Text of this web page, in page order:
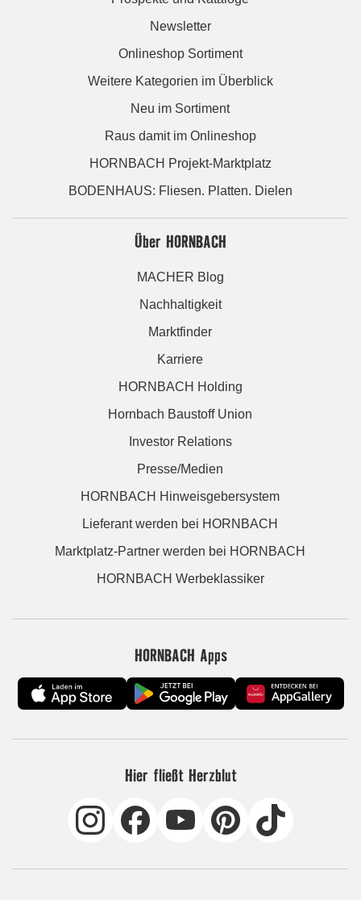
Newsletter
Onlineshop Sortiment
Weitere Kategorien im Überblick
Neu im Sortiment
Raus damit im Onlineshop
HORNBACH Projekt-Marktplatz
BODENHAUS: Fliesen. Platten. Dielen
Über HORNBACH
MACHER Blog
Nachhaltigkeit
Marktfinder
Karriere
HORNBACH Holding
Hornbach Baustoff Union
Investor Relations
Presse/Medien
HORNBACH Hinweisgebersystem
Lieferant werden bei HORNBACH
Marktplatz-Partner werden bei HORNBACH
HORNBACH Werbeklassiker
HORNBACH Apps
Hier fließt Herzblut